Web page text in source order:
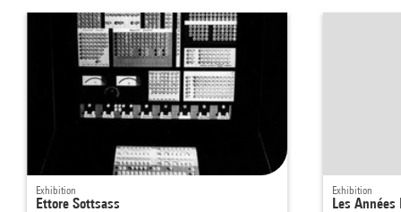
Exhibition
Ettore Sottsass
Exhibition
Les Années